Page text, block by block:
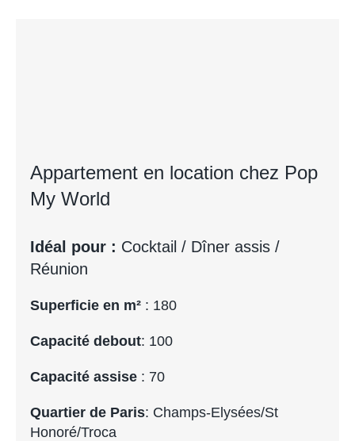
Appartement en location chez Pop
My World
Idéal pour : Cocktail / Dîner assis /
Réunion
Superficie en m² : 180
Capacité debout: 100
Capacité assise : 70
Quartier de Paris: Champs-Elysées/St
Honoré/Troca